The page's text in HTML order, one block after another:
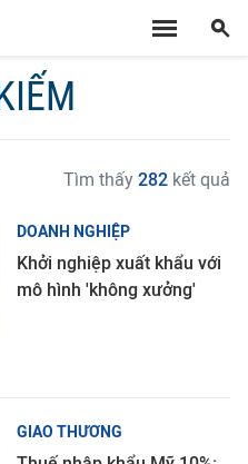
Tìm thấy 282 kết quả
DOANH NGHIỆP
Khởi nghiệp xuất khẩu với
mô hình 'không xưởng'
GIAO THƯƠNG